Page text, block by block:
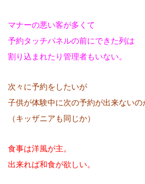
マナーの悪い客が多くて
予約タッチパネルの前にできた列は
割り込まれたり管理者もいない。
次々に予約をしたいが
子供が体験中に次の予約が出来ないの
（キッザニアも同じか）
食事は洋風が主。
出来れば和食が欲しい。